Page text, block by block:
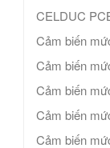
CELDUC
Cảm biến
Cảm biến
Cảm biến
Cảm biến
Cảm biến